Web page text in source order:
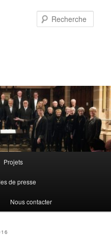
Projets
de presse
Nous contacter